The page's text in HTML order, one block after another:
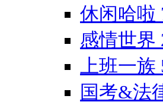
休闲哈啦
感情世界
上班一族
国考&法